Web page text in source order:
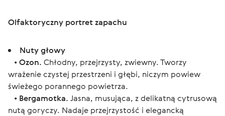
Olfaktoryczny portret zapachu
Nuty głowy
•Ozon. Chłodny, przejrzysty, zwiewny. Tworzy
wrażenie czystej przestrzeni i głębi, niczym powiew
świeżego porannego powietrza.
• Bergamotka. Jasna, musująca, z delikatną cytrusową
nutą goryczy. Nadaje przejrzystość i elegancką